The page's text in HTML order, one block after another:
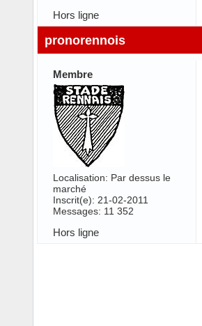
Hors ligne
pronorennois
Membre
Localisation: Par dessus le
marché
Inscrit(e): 21-02-2011
Messages: 11 352
Hors ligne